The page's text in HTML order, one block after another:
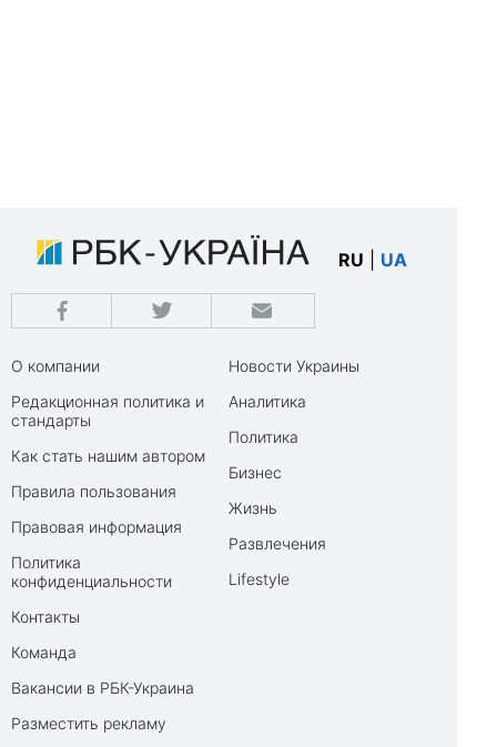
RU UA
О компании
Редакционная политика и
стандарты
Как стать нашим автором
Правила пользования
Правовая информация
Политика
конфиденциальности
Контакты
Команда
Вакансии в РБК-Украина
Разместить рекламу
Новости Украины
Аналитика
Политика
Бизнес
Жизнь
Развлечения
Lifestyle